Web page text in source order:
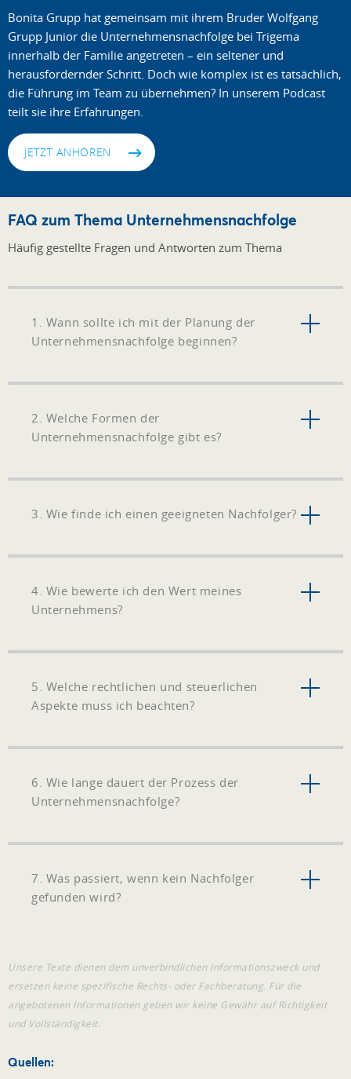
Bonita Grupp hat gemeinsam mit ihrem Bruder Wolfgang
Grupp Junior die Unternehmensnachfolge bei Trigema
innerhalb der Familie angetreten – ein seltener und
herausfordernder Schritt. Doch wie komplex ist es tatsächlich,
die Führung im Team zu übernehmen? In unserem Podcast
teilt sie ihre Erfahrungen.
JETZT ANHÖREN
FAQ zum Thema Unternehmensnachfolge
Häufig gestellte Fragen und Antworten zum Thema
1. Wann sollte ich mit der Planung der
Unternehmensnachfolge beginnen?
2. Welche Formen der
Unternehmensnachfolge gibt es?
3. Wie finde ich einen geeigneten Nachfolger?
4. Wie bewerte ich den Wert meines
Unternehmens?
5. Welche rechtlichen und steuerlichen
Aspekte muss ich beachten?
6. Wie lange dauert der Prozess der
Unternehmensnachfolge?
7. Was passiert, wenn kein Nachfolger
gefunden wird?
Unsere Texte dienen dem unverbindlichen Informationszweck und
ersetzen keine spezifische Rechts- oder Fachberatung. Für die
angebotenen Informationen geben wir keine Gewähr auf Richtigkeit
und Vollständigkeit.
Quellen: